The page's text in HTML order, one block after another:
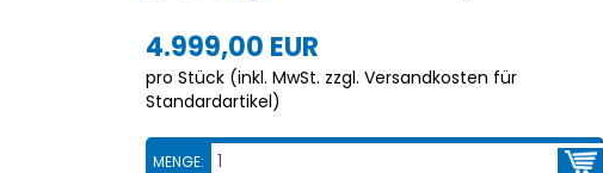
4.999,00 EUR
pro Stück (inkl. MwSt. zzgl. Versandkosten für
Standardartikel)
MENGE: